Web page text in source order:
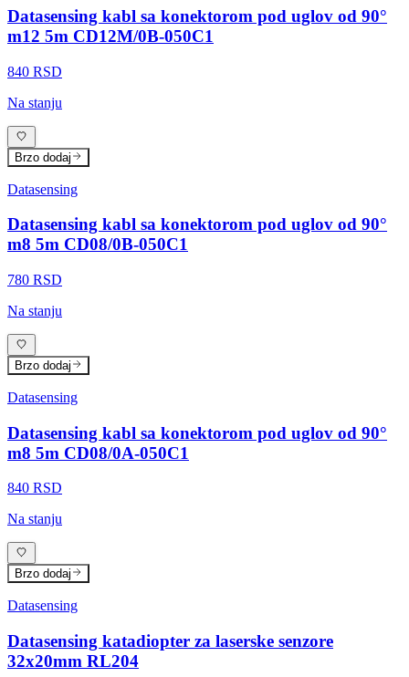
Datasensing kabl sa konektorom pod uglov od 90°
m12 5m CD12M/0B-050C1
840 RSD
Na stanju
Brzo dodaj
Datasensing
Datasensing kabl sa konektorom pod uglov od 90°
m8 5m CD08/0B-050C1
780 RSD
Na stanju
Brzo dodaj
Datasensing
Datasensing kabl sa konektorom pod uglov od 90°
m8 5m CD08/0A-050C1
840 RSD
Na stanju
Brzo dodaj
Datasensing
Datasensing katadiopter za laserske senzore
32x20mm RL204